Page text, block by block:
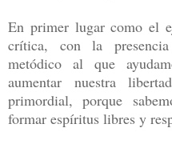
En primer lugar como el
crítica, con la
metódico al que
aumentar nuestra
primordial, porque
formar espíritus libres y